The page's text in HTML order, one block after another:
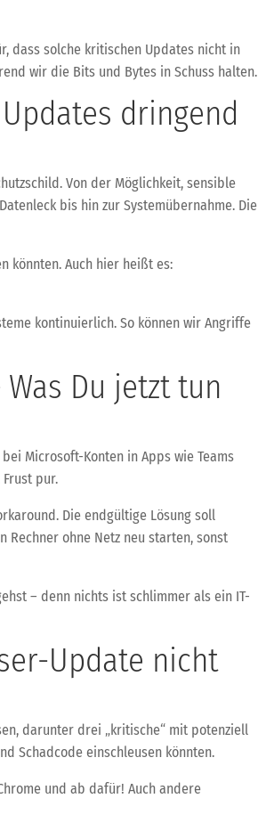
dass solche kritischen Updates nicht in
wir die Bits und Bytes in Schuss halten.
dringend
Von der Möglichkeit, sensible
bis hin zur Systemübernahme. Die
könnten. Auch hier heißt es:
kontinuierlich. So können wir Angriffe
Du jetzt tun
Microsoft-Konten in Apps wie Teams
pur.
Die endgültige Lösung soll
ohne Netz neu starten, sonst
– denn nichts ist schlimmer als ein IT-
Update nicht
darunter drei „kritische“ mit potenziell
Schadcode einschleusen könnten.
und ab dafür! Auch andere